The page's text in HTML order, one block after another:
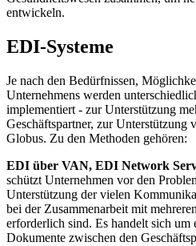
entwickeln.
EDI-Systeme
Je nach den Bedürfnissen,
Unternehmens werden
implementiert - zur Unterstützung
Geschäftspartner, zur Unterstützung
Globus. Zu den Methoden gehören:
EDI über VAN, EDI Network
schützt Unternehmen vor den
Unterstützung der vielen
bei der Zusammenarbeit mit
erforderlich sind. Es handelt sich um
Dokumente zwischen den